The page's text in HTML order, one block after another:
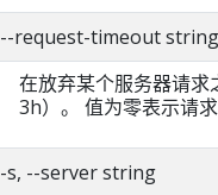
--request-timeout
在放弃某个服务器请
3h）。 值为零表示请求
-s, --server string